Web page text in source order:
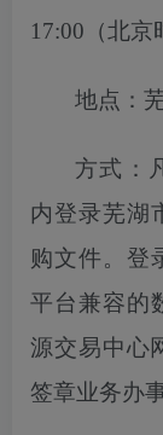
17:00（北京
地点：
方式：
内登录芜湖
购文件。登
平台兼容的
源交易中心
签章业务办